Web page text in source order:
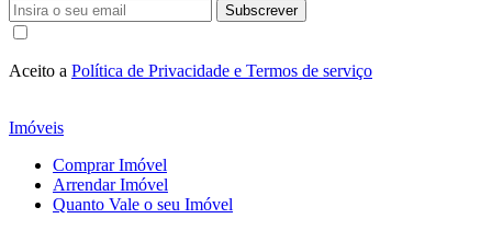
Subscrever
Aceito a Política de Privacidade e Termos de serviço
Imóveis
Comprar Imóvel
Arrendar Imóvel
Quanto Vale o seu Imóvel